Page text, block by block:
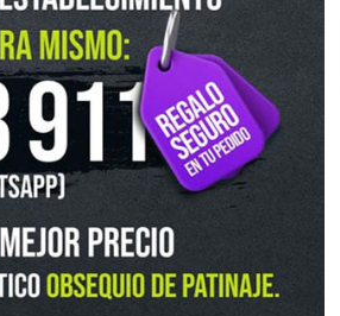
@ingravityshop
SITUACIÓN Y HORARIO